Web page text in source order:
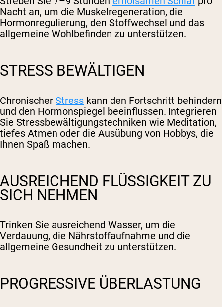
Nacht an, um die Muskelregeneration, die
Hormonregulierung, den Stoffwechsel und das
allgemeine Wohlbefinden zu unterstützen.
STRESS BEWÄLTIGEN
Chronischer Stress kann den Fortschritt behindern
und den Hormonspiegel beeinflussen. Integrieren
Sie Stressbewältigungstechniken wie Meditation,
tiefes Atmen oder die Ausübung von Hobbys, die
Ihnen Spaß machen.
AUSREICHEND FLÜSSIGKEIT ZU
SICH NEHMEN
Trinken Sie ausreichend Wasser, um die
Verdauung, die Nährstoffaufnahme und die
allgemeine Gesundheit zu unterstützen.
PROGRESSIVE ÜBERLASTUNG